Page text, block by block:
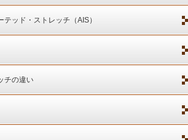
ッド・ストレッチ（AIS）
チの違い